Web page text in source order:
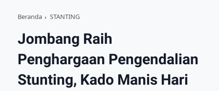
Beranda STANTING
Jombang Raih
Penghargaan Pengendalian
Stunting, Kado Manis Hari